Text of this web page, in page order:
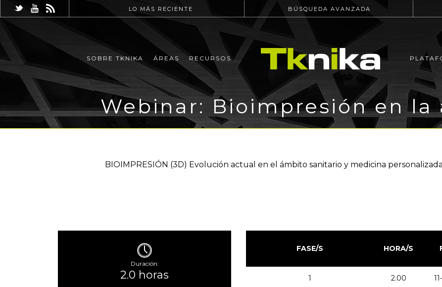
LO MÁS RECIENTE BÚSQUEDA AVANZADA
SOBRE TKNIKA ÁREAS RECURSOS
Webinar: Bioimpresión en
BIOIMPRESIÓN (3D) Evolución actual en el ámbito sanitario y medicina personalizada
Duración:
2.0 horas
FASE/S HORA/S
1 2.00